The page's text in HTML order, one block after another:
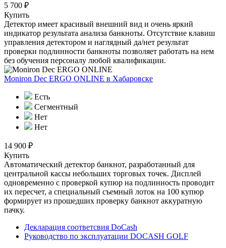
5 700 ₽
Купить
Детектор имеет красивый внешний вид и очень яркий
индикатор результата анализа банкноты. Отсутствие клавиш
управления детектором и наглядный да/нет результат
проверки подлинности банкноты позволяет работать на нем
без обучения персоналу любой квалификации.
Moniron Dec ERGO ONLINE в Хабаровске
Есть
Сегментный
Нет
Нет
14 900 ₽
Купить
Автоматический детектор банкнот, разработанный для
центральной кассы небольших торговых точек. Дисплей
одновременно с проверкой купюр на подлинность проводит
их пересчет, а специальный съемный лоток на 100 купюр
формирует из прошедших проверку банкнот аккуратную
пачку.
Декларация соответсвия DoCash
Руководство по эксплуатации DOCASH GOLF